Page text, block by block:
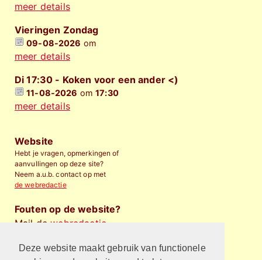
Deze website maakt gebruik van functionele
meer details
Vieringen Zondag
09-08-2026 om
meer details
Di 17:30 - Koken voor een ander <)
11-08-2026 om17:30
meer details
Website
Hebt je vragen, opmerkingen of
aanvullingen op deze site?
Neem a.u.b. contact op met
de webredactie
Fouten op de website?
Mail dewebredactie.
Financieel bijdragen